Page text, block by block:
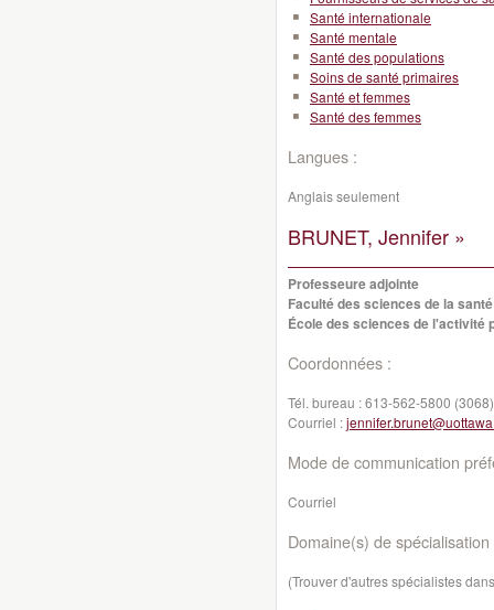
Santé internationale
Santé mentale
Santé des populations
Soins de santé primaires
Santé et femmes
Santé des femmes
Langues :
Anglais seulement
BRUNET, Jennifer »
Professeure adjointe
Faculté des sciences de la santé
École des sciences de l'activité
Coordonnées :
Tél. bureau :613-562-5800 (3068)
Courriel :
Mode de communication
Courriel
Domaine(s) de spécialisation
(Trouver d'autres spécialistes